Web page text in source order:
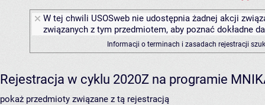
W tej chwili USOSweb nie udostępnia żadnej akcji
związanych z tym przedmiotem, aby poznać dokładne
Informacji o terminach i zasadach rejestracji
Rejestracja w cyklu 2020Z na programie
pokaż przedmioty związane z tą rejestracją